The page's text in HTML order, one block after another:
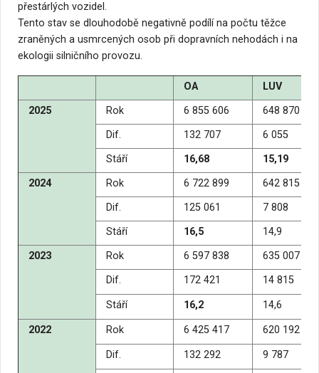
přestárlých vozidel.
Tento stav se dlouhodobě negativně podílí na počtu těžce
zraněných a usmrcených osob při dopravních nehodách i na
ekologii silničního provozu.
OA
LUV
2025
Rok 6 855 606
648 870
Dif.
132 707
6 055
Stáří
16,68
15,19
2024
Rok 6 722 899
642 815
Dif.
125 061
7 808
Stáří
16,5
14,9
2023
Rok 6 597 838
635 007
Dif.
172 421 14 815
Stáří 16,2 14,6
2022 Rok 6 425 417 620 192
Dif. 132 292 9 787